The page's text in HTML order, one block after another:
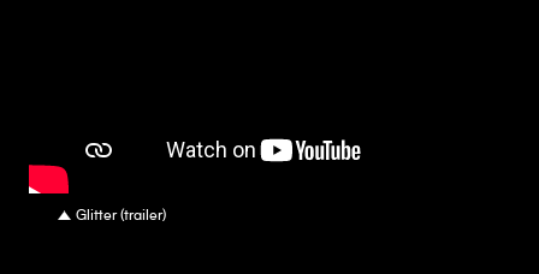
Glitter (trailer)